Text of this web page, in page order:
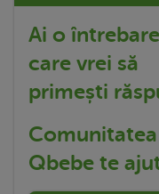
Ai o
care vrei să
primești
Comunitatea
Qbebe te